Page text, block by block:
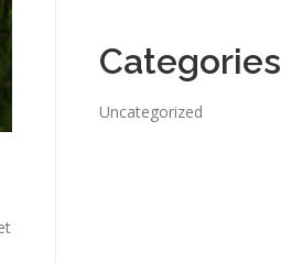
Categories
Uncategorized